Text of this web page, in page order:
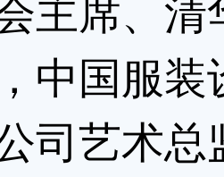
主席、
中国服装
司艺术总